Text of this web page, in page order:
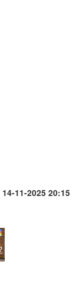
14-11-2025 20:15